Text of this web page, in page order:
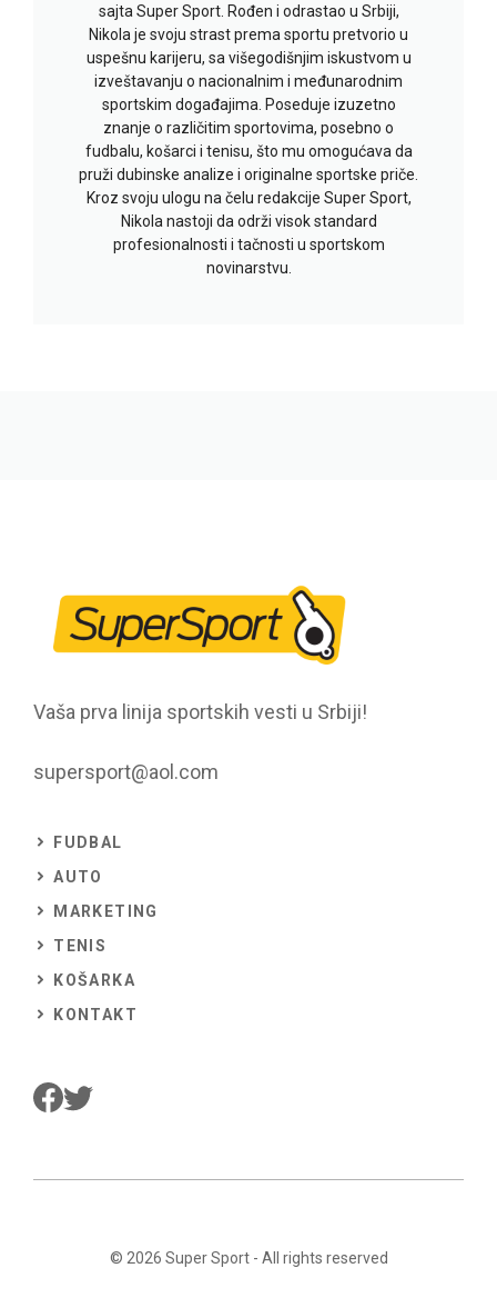
sajta Super Sport. Rođen i odrastao u Srbiji,
Nikola je svoju strast prema sportu pretvorio u
uspešnu karijeru, sa višegodišnjim iskustvom u
izveštavanju o nacionalnim i međunarodnim
sportskim događajima. Poseduje izuzetno
znanje o različitim sportovima, posebno o
fudbalu, košarci i tenisu, što mu omogućava da
pruži dubinske analize i originalne sportske priče.
Kroz svoju ulogu na čelu redakcije Super Sport,
Nikola nastoji da održi visok standard
profesionalnosti i tačnosti u sportskom
novinarstvu.
Vaša prva linija sportskih vesti u Srbiji!
supersport@aol.com
FUDBAL
AUTO
MARKETING
TENIS
KOŠARKA
KONTAKT
© 2026 Super Sport- All rights reserved